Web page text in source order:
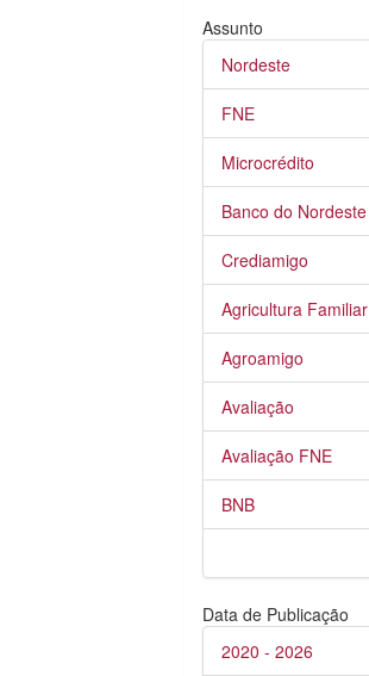
Assunto
Nordeste
FNE
Microcrédito
Banco do Nordeste
Crediamigo
Agricultura Familiar
Agroamigo
Avaliação
Avaliação FNE
BNB
Data de Publicação
2020 - 2026